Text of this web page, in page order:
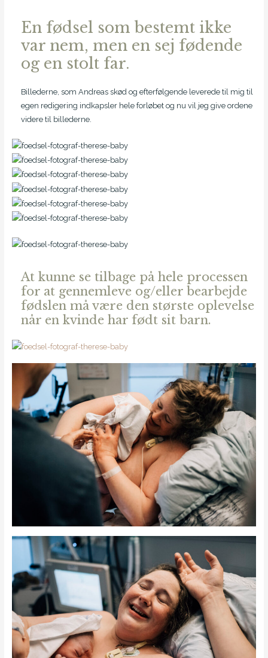
En fødsel som bestemt ikke
var nem, men en sej fødende
og en stolt far.
Billederne, som Andreas skød og efterfølgende leverede til mig til
egen redigering indkapsler hele forløbet og nu vil jeg give ordene
videre til billederne.
At kunne se tilbage på hele processen
for at gennemleve og/eller bearbejde
fødslen må være den største oplevelse
når en kvinde har født sit barn.